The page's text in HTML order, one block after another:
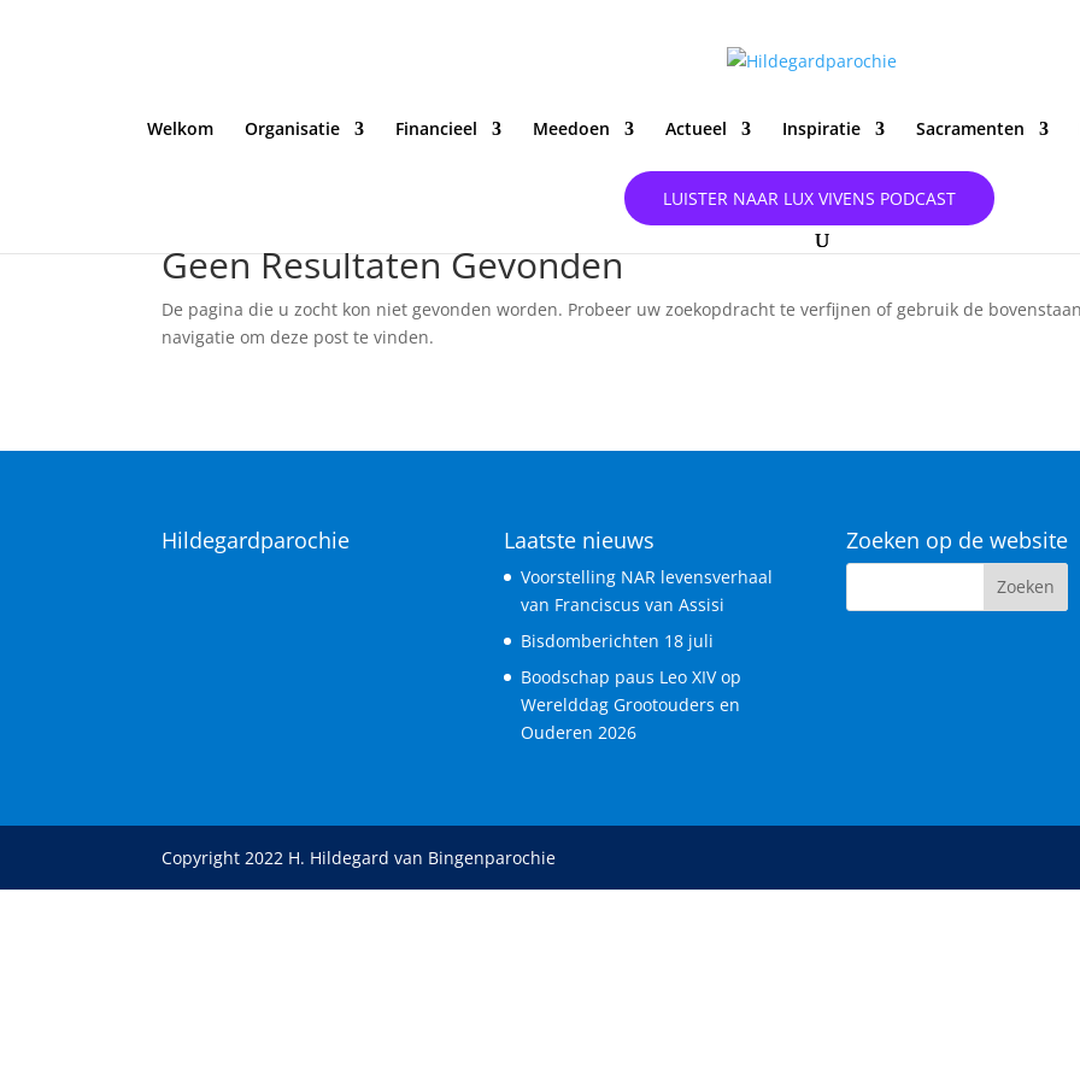
Welkom Organisatie Financieel Meedoen Actueel Inspiratie Sacramenten
LUISTER NAAR LUX VIVENS PODCAST
Geen Resultaten Gevonden
De pagina die u zocht kon niet gevonden worden. Probeer uw zoekopdracht te verfijnen of gebruik de
navigatie om deze post te vinden.
Hildegardparochie Laatste nieuws
Voorstelling NAR levensverhaal
van Franciscus van Assisi
Bisdomberichten 18 juli
Boodschap paus Leo XIV op
Werelddag Grootouders en
Ouderen 2026
Zoeken op de website
Copyright 2022 H. Hildegard van Bingenparochie